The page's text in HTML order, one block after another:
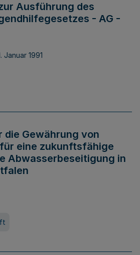
Ausführung des
- AG -
Januar 1991
die Gewährung von
eine zukunftsfähige
Abwasserbeseitigung in